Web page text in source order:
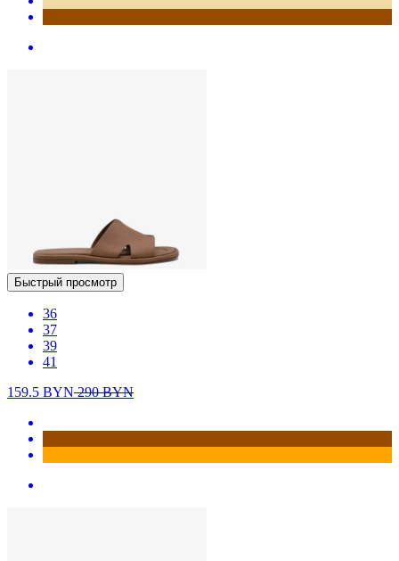
Быстрый просмотр
36
37
39
41
159.5 BYN290BYN